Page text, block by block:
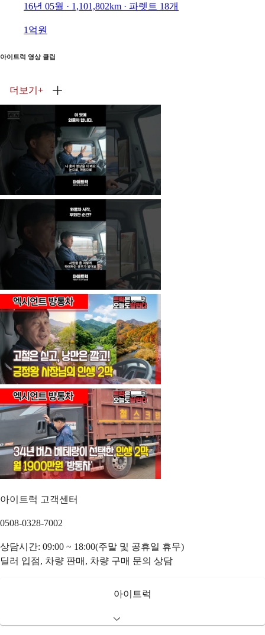
16년 05월 · 1,101,802km · 파렛트 18개
1억원
아이트럭 영상 클립
더보기 +
아이트럭 고객센터
0508-0328-7002
상담시간: 09:00 ~ 18:00(주말 및 공휴일 휴무)
딜러 입점, 차량 판매, 차량 구매 문의 상담
아이트럭